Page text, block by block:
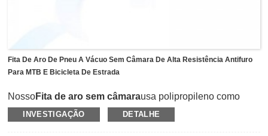
Fita De Aro De Pneu A Vácuo Sem Câmara De Alta Resistência Antifuro
Para MTB E Bicicleta De Estrada
NossoFita de aro sem câmarausa polipropileno como
material de suporte revestido com adesivo de borracha
natural.A fita de aro sem câmara de alta resistência e
INVESTIGAÇÃO DETALHE